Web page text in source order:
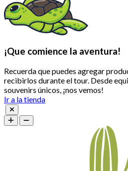
¡Que comience la aventura!
Recuerda que puedes agregar
recibirlos durante el tour. Desde
souvenirs únicos, ¡nos vemos!
Ir a la tienda